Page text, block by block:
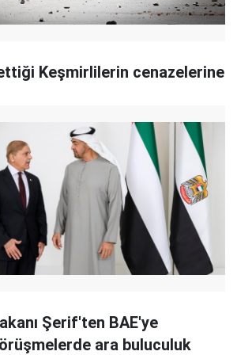
Keşmirlilerin cenazelerine
Şerif'ten BAE'ye
ara buluculuk